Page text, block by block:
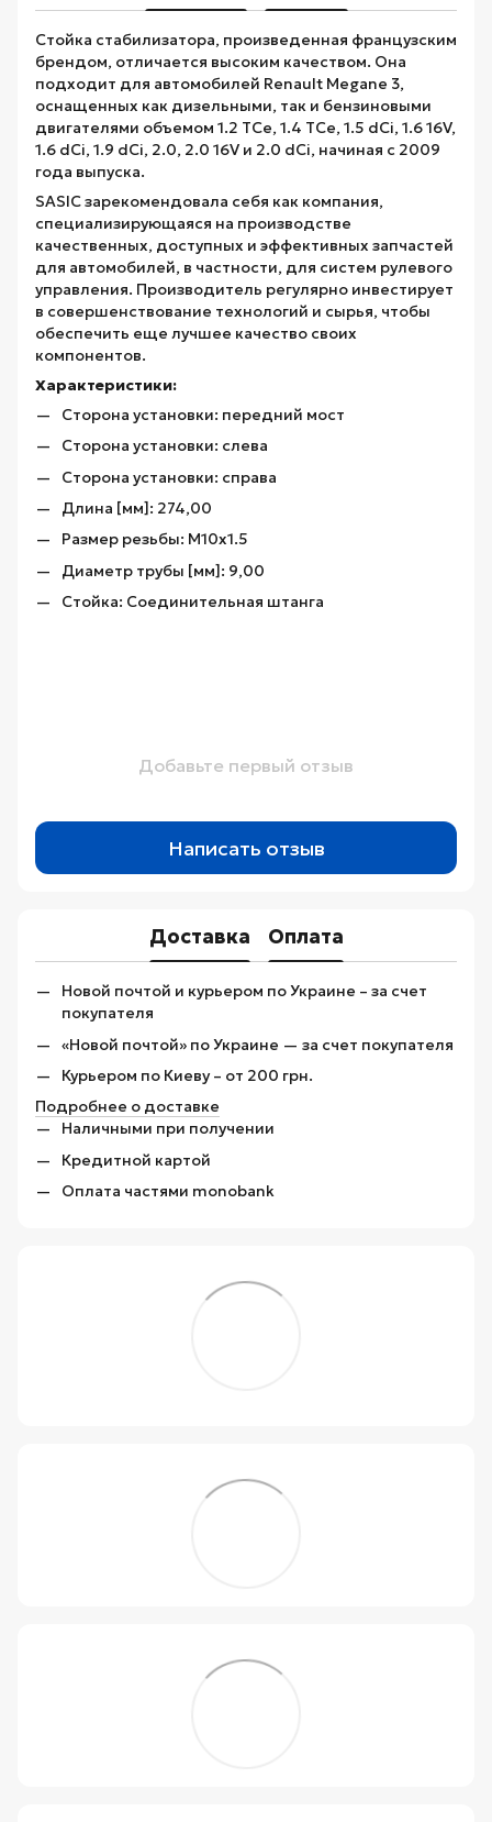
Стойка стабилизатора, произведенная французским
брендом, отличается высоким качеством. Она
подходит для автомобилей Renault Megane 3,
оснащенных как дизельными, так и бензиновыми
двигателями объемом 1.2 TCe, 1.4 TCe, 1.5 dCi, 1.6 16V,
1.6 dCi, 1.9 dCi, 2.0, 2.0 16V и 2.0 dCi, начиная с 2009
года выпуска.
SASIC зарекомендовала себя как компания,
специализирующаяся на производстве
качественных, доступных и эффективных запчастей
для автомобилей, в частности, для систем рулевого
управления. Производитель регулярно инвестирует
в совершенствование технологий и сырья, чтобы
обеспечить еще лучшее качество своих
компонентов.
Характеристики:
Сторона установки: передний мост
Сторона установки: слева
Сторона установки: справа
Длина [мм]: 274,00
Размер резьбы: M10x1.5
Диаметр трубы [мм]: 9,00
Стойка: Соединительная штанга
Добавьте первый отзыв
Написать отзыв
Доставка Оплата
Новой почтой и курьером по Украине – за счет
покупателя
«Новой почтой» по Украине — за счет покупателя
Курьером по Киеву – от 200 грн.
Подробнее о доставке
Наличными при получении
Кредитной картой
Оплата частями monobank